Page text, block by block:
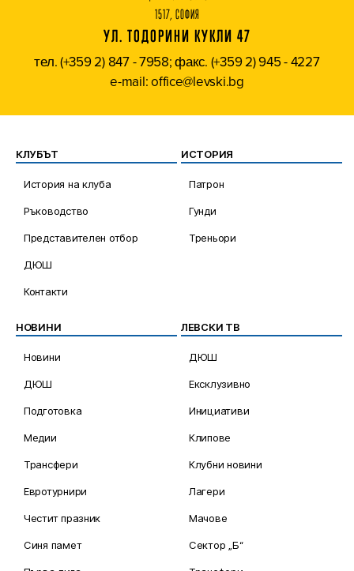
1517, СОФИЯ
УЛ. ТОДОРИНИ КУКЛИ 47
тел. (+359 2) 847 - 7958; факс. (+359 2) 945 - 4227
e-mail: office@levski.bg
КЛУБЪТ
История на клуба
Ръководство
Представителен отбор
ДЮШ
Контакти
ИСТОРИЯ
Патрон
Гунди
Треньори
НОВИНИ
Новини
ДЮШ
Подготовка
Медии
Трансфери
Евротурнири
Честит празник
Синя памет
ЛЕВСКИ ТВ
ДЮШ
Ексклузивно
Инициативи
Клипове
Клубни новини
Лагери
Мачове
Сектор „Б“